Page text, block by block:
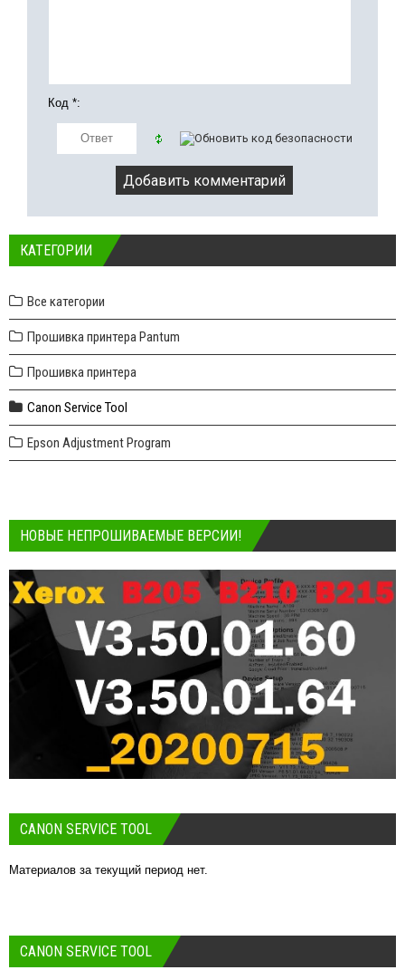
Код *:
КАТЕГОРИИ
Все категории
Прошивка принтера Pantum
Прошивка принтера
Canon Service Tool
Epson Adjustment Program
НОВЫЕ НЕПРОШИВАЕМЫЕ ВЕРСИИ!
CANON SERVICE TOOL
Материалов за текущий период нет.
CANON SERVICE TOOL